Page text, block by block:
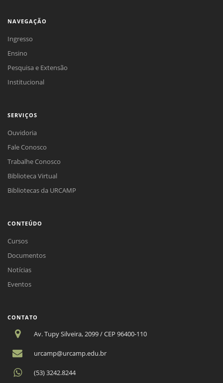
NAVEGAÇÃO
Ingresso
Ensino
Pesquisa e Extensão
Institucional
SERVIÇOS
Ouvidoria
Fale Conosco
Trabalhe Conosco
Biblioteca Virtual
Bibliotecas da URCAMP
CONTEÚDO
Cursos
Documentos
Notícias
Eventos
CONTATO
Av. Tupy Silveira, 2099 / CEP 96400-110
urcamp@urcamp.edu.br
(53) 3242.8244